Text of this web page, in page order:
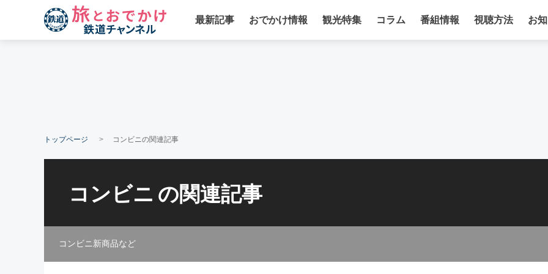
最新記事 おでかけ情報 観光特集 コラム 番組情報 視聴方法 お
トップページ コンビニの関連記事
コンビニ の関連記事
コンビニ新商品など